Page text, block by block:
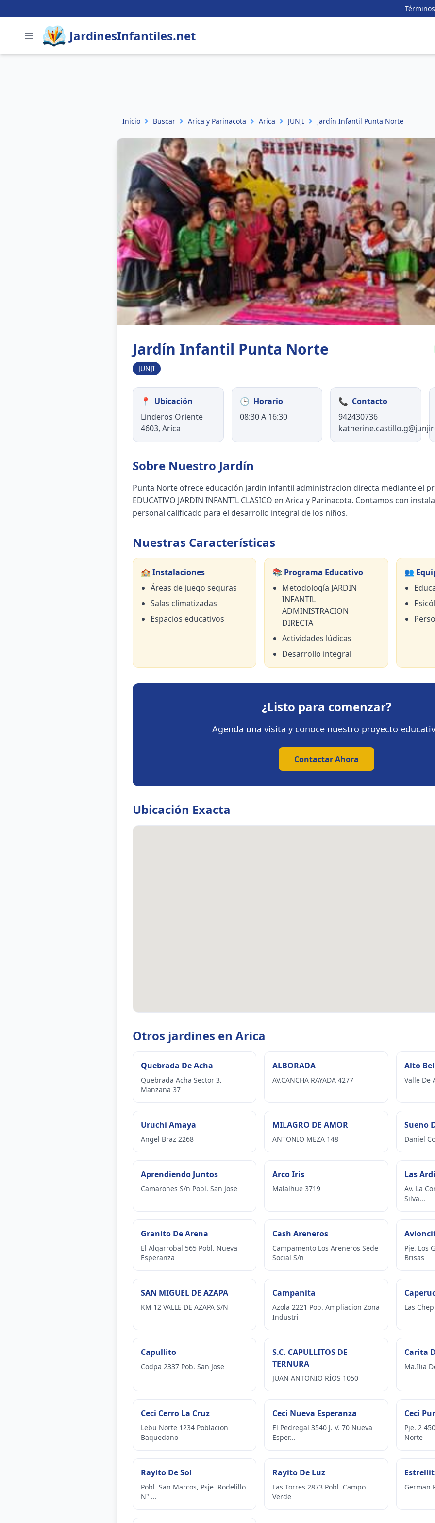
JardinesInfantiles.net
Inicio Buscar Arica y Parinacota Arica JUNJI Jardín Infantil Punta Norte
Jardín Infantil Punta Norte
JUNJI
📍
Ubicación
Linderos Oriente
4603, Arica
🕒 Horario
08:30 A 16:30
📞 Contacto
942430736
Sobre Nuestro Jardín
Punta Norte ofrece educación jardin infantil administracion directa mediante el
EDUCATIVO JARDIN INFANTIL CLASICO en Arica y Parinacota. Contamos con
personal calificado para el desarrollo integral de los niños.
Nuestras Características
🏫 Instalaciones
Áreas de juego seguras
Salas climatizadas
Espacios educativos
📚 Programa Educativo
Metodología JARDIN
INFANTIL
ADMINISTRACION
DIRECTA
Actividades lúdicas
Desarrollo integral
👥
¿Listo para comenzar?
Agenda una visita y conoce nuestro proyecto
Contactar Ahora
Ubicación Exacta
Otros jardines en Arica
Quebrada De Acha
Quebrada Acha Sector 3,
Manzana 37
ALBORADA
AV.CANCHA RAYADA 4277
Alto
Valle De
Uruchi Amaya
Angel Braz 2268
MILAGRO DE AMOR
ANTONIO MEZA 148
Sueno
Daniel
Aprendiendo Juntos
Camarones S/n Pobl. San Jose
Arco Iris
Malalhue 3719
Las
Av. La
Silva...
Granito De Arena
El Algarrobal 565 Pobl. Nueva
Esperanza
Cash Areneros
Campamento Los Areneros Sede
Social S/n
Pje. Los
Brisas
SAN MIGUEL DE AZAPA
KM 12 VALLE DE AZAPA S/N
Campanita
Azola 2221 Pob. Ampliacion Zona
Industri
Las
Capullito
Codpa 2337 Pob. San Jose
S.C. CAPULLITOS DE
TERNURA
JUAN ANTONIO RÍOS 1050
Carita
Ma.Ilia
Ceci Cerro La Cruz
Lebu Norte 1234 Poblacion
Baquedano
Ceci Nueva Esperanza
El Pedregal 3540 J. V. 70 Nueva
Esper...
Ceci
Pje. 2
Norte
Rayito De Sol
Pobl. San Marcos, Psje. Rodelillo
N" ...
Rayito De Luz
Las Torres 2873 Pobl. Campo
Verde
German